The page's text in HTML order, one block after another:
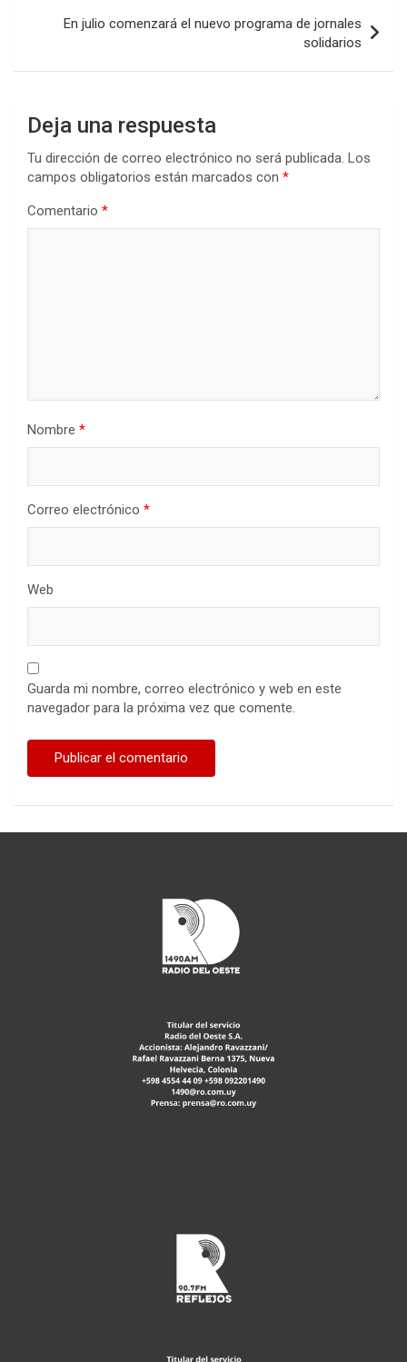
k
p
entradasEn julio comenzará el nuevo programa de jornales
solidarios
Deja una respuesta
Tu dirección de correo electrónico no será publicada. Los
campos obligatorios están marcados con *
Comentario *
Nombre *
Correo electrónico *
Web
Guarda mi nombre, correo electrónico y web en este
navegador para la próxima vez que comente.